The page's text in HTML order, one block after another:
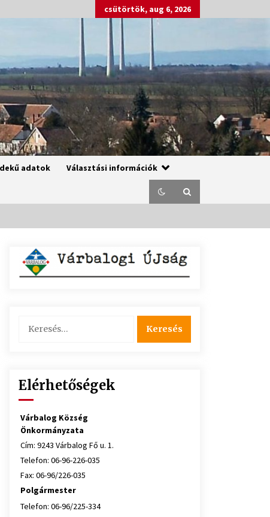
csütörtök, aug 6, 2026
adatok Választási információk
Elérhetőségek
Várbalog Község
Önkormányzata
Cím: 9243 Várbalog Fő u. 1.
Telefon: 06-96-226-035
Fax: 06-96/226-035
Polgármester
Telefon: 06-96/225-334